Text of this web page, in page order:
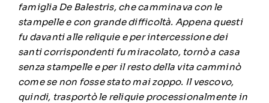
famiglia De Balestris, che camminava con le
stampelle e con grande difficoltà. Appena questi
fu davanti alle reliquie e per intercessione dei
santi corrispondenti fu miracolato, tornò a casa
senza stampelle e per il resto della vita camminò
come se non fosse stato mai zoppo. Il vescovo,
quindi, trasportò le reliquie processionalmente in